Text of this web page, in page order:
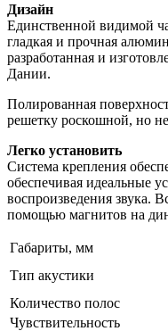
Дизайн
Единственной видимой
гладкая и прочная
разработанная и
Дании.
Полированная
решетку роскошной, но
Легко установить
Система крепления
обеспечивая идеальные
воспроизведения звука.
помощью магнитов на
Габариты, мм
Тип акустики
Количество полос
Чувствительность